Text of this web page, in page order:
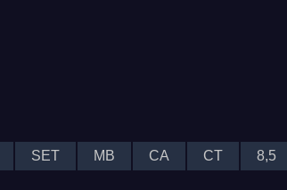
SET MB CA CT 8,5